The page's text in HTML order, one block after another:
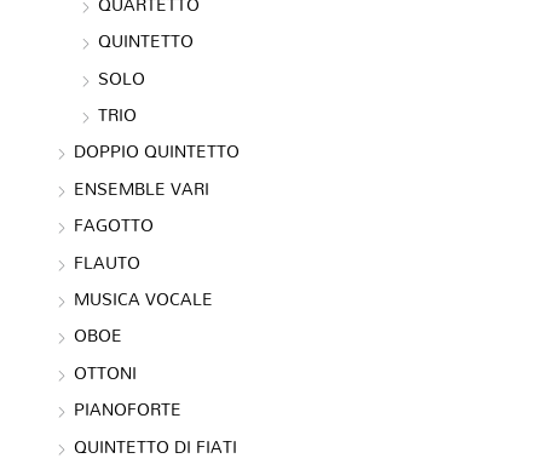
QUINTETTO
SOLO
TRIO
DOPPIO QUINTETTO
ENSEMBLE VARI
FAGOTTO
FLAUTO
MUSICA VOCALE
OBOE
OTTONI
PIANOFORTE
QUINTETTO DI FIATI